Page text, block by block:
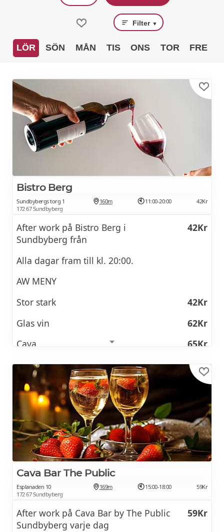
Filter ▼
LÖR SÖN MÅN TIS ONS TOR FRE
Bistro Berg
Sundbybergs torg 1
172 67 Sundbyberg
160m 11:00-20:00 42Kr
After work på Bistro Berg i
Sundbyberg från
42Kr
Alla dagar fram till kl. 20:00.
AW MENY
Stor stark
42Kr
Glas vin
62Kr
Cava
65Kr
Cider
62Kr
Alkoholfritt från
39Kr
AW MAT alla dagar fram till 22.00
159Kr
Fläskfilé Planka
Duchesse potatis, baconlindad sparris, stekta
grönsaker, rö
Kyckling, bacon, krutonger & riven ost
Pasta Carbonara
Cava Bar The Public
Esplanaden 10
172 67 Sundbyberg
169m 15:00-18:00 59Kr
After work på Cava Bar by The Public
Sundbyberg varje dag
59Kr